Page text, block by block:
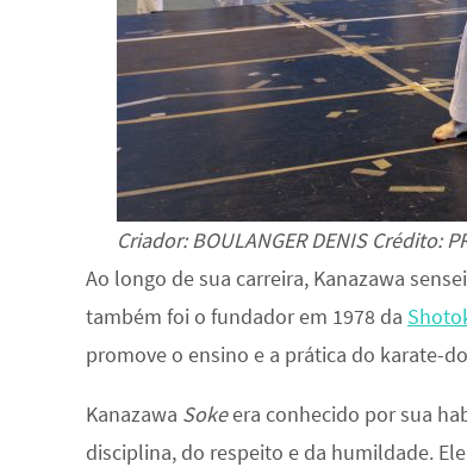
Criador: BOULANGER DENIS Crédito:
Ao longo de sua carreira, Kanazawa
também foi o fundador em 1978 da
promove o ensino e a prática do karate-
Kanazawa Sokeera conhecido por sua
disciplina, do respeito e da humildade.